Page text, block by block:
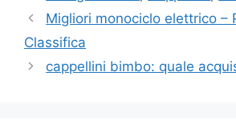
Migliori monociclo elettrico –
Classifica
cappellini bimbo: quale